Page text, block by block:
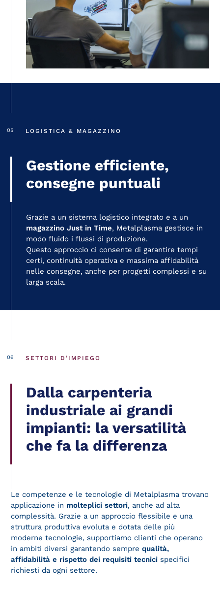
LOGISTICA & MAGAZZINO
Gestione efficiente,
consegne puntuali
Grazie a un sistema logistico integrato e a un
magazzino Just in Time, Metalplasma gestisce in
modo fluido i flussi di produzione.
Questo approccio ci consente di garantire tempi
certi, continuità operativa e massima affidabilità
nelle consegne, anche per progetti complessi e su
larga scala.
SETTORI D’IMPIEGO
Dalla carpenteria
industriale ai grandi
impianti: la versatilità
che fa la differenza
Le competenze e le tecnologie di Metalplasma trovano
applicazione in molteplici settori, anche ad alta
complessità. Grazie a un approccio flessibile e una
struttura produttiva evoluta e dotata delle più
moderne tecnologie, supportiamo clienti che operano
in ambiti diversi garantendo semprequalità,
affidabilità e rispetto dei requisiti tecnici specifici
richiesti da ogni settore.